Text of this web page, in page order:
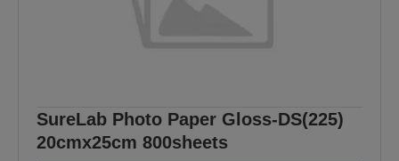
SureLab Photo Paper Gloss-DS(225)
20cmx25cm 800sheets